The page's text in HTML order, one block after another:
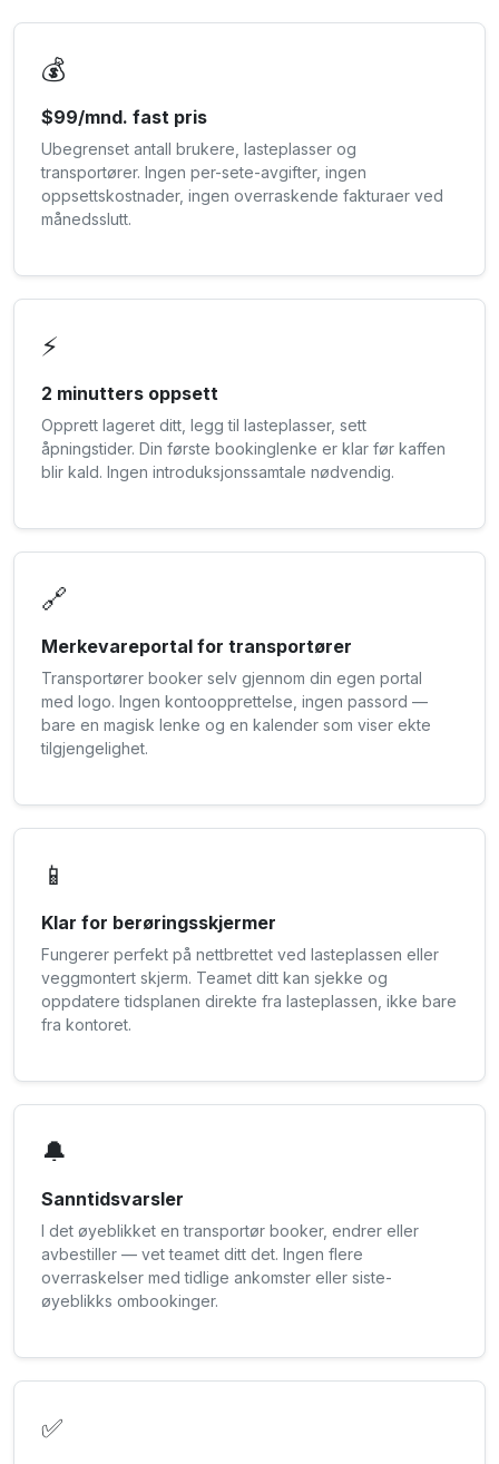
💰
$99/mnd. fast pris
Ubegrenset antall brukere, lasteplasser og
transportører. Ingen per-sete-avgifter, ingen
oppsettskostnader, ingen overraskende fakturaer ved
månedsslutt.
⚡
2 minutters oppsett
Opprett lageret ditt, legg til lasteplasser, sett
åpningstider. Din første bookinglenke er klar før kaffen
blir kald. Ingen introduksjonssamtale nødvendig.
🔗
Merkevareportal for transportører
Transportører booker selv gjennom din egen portal
med logo. Ingen kontoopprettelse, ingen passord —
bare en magisk lenke og en kalender som viser ekte
tilgjengelighet.
📱
Klar for berøringsskjermer
Fungerer perfekt på nettbrettet ved lasteplassen eller
veggmontert skjerm. Teamet ditt kan sjekke og
oppdatere tidsplanen direkte fra lasteplassen, ikke bare
fra kontoret.
🔔
Sanntidsvarsler
I det øyeblikket en transportør booker, endrer eller
avbestiller — vet teamet ditt det. Ingen flere
overraskelser med tidlige ankomster eller siste-
øyeblikks ombookinger.
✅